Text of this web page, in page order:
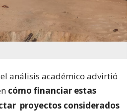
análisis académico advirtió
cómo financiar estas
proyectos considerados